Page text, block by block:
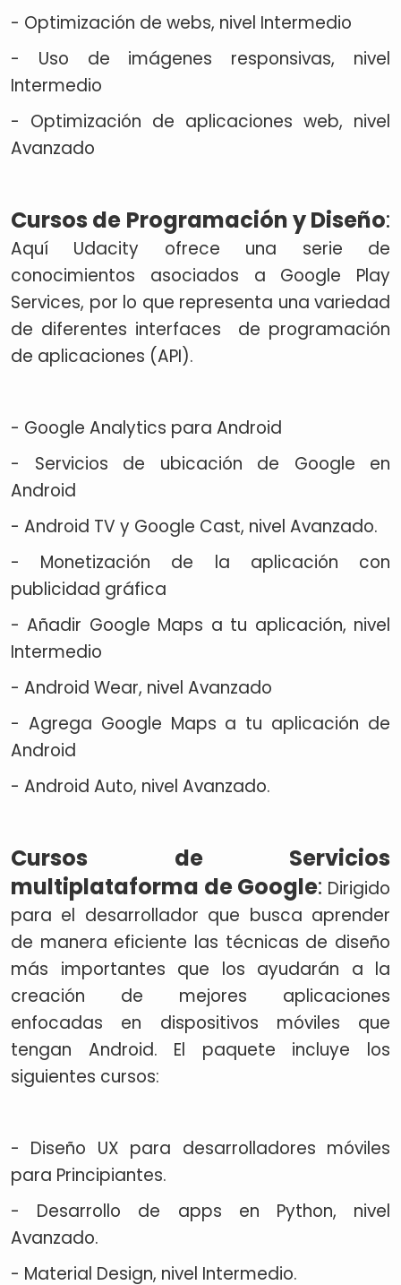
- Optimización de webs, nivel Intermedio
- Uso de imágenes responsivas, nivel
Intermedio
- Optimización de aplicaciones web, nivel
Avanzado
Cursos de Programación y Diseño:
Aquí Udacity ofrece una serie de
conocimientos asociados a Google Play
Services, por lo que representa una variedad
de diferentes interfaces de programación
de aplicaciones (API).
- Google Analytics para Android
- Servicios de ubicación de Google en
Android
- Android TV y Google Cast, nivel Avanzado.
- Monetización de la aplicación con
publicidad gráfica
- Añadir Google Maps a tu aplicación, nivel
Intermedio
- Android Wear, nivel Avanzado
- Agrega Google Maps a tu aplicación de
Android
- Android Auto, nivel Avanzado.
Cursos de Servicios
multiplataforma de Google: Dirigido
para el desarrollador que busca aprender
de manera eficiente las técnicas de diseño
más importantes que los ayudarán a la
creación de mejores aplicaciones
enfocadas en dispositivos móviles que
tengan Android. El paquete incluye los
siguientes cursos:
- Diseño UX para desarrolladores móviles
para Principiantes.
- Desarrollo de apps en Python, nivel
Avanzado.
- Material Design, nivel Intermedio.